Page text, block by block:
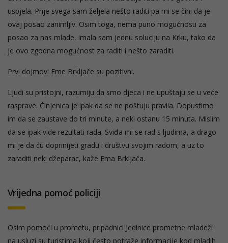
uspjela. Prije svega sam željela nešto raditi pa mi se čini da je
ovaj posao zanimljiv. Osim toga, nema puno mogućnosti za
posao za nas mlade, imala sam jednu soluciju na Krku, tako da
je ovo zgodna mogućnost za raditi i nešto zaraditi.
Prvi dojmovi Eme Brkljače su pozitivni.
Ljudi su pristojni, razumiju da smo djeca i ne upuštaju se u veće
rasprave. Činjenica je ipak da se ne poštuju pravila. Dopustimo
im da se zaustave do tri minute, a neki ostanu 15 minuta. Mislim
da se ipak vide rezultati rada. Sviđa mi se rad s ljudima, a drago
mi je da ću doprinijeti gradu i društvu svojim radom, a uz to
zaraditi neki džeparac, kaže Ema Brkljača.
Vrijedna pomoć policiji
Osim pomoći u prometu, pripadnici Jedinice prometne mladeži
na usluzi su turistima koji često potraže informacije kod mladih